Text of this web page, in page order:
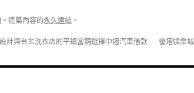
。這篇內容的永久連結 。
計與台北洗衣店的平鎮當舖選擇中壢汽車借款 優塔娛樂